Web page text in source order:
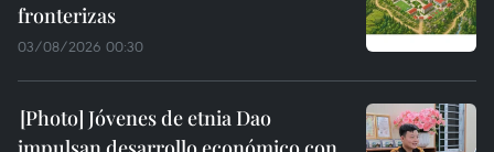
fronterizas
03/08/2026 00:30
Jóvenes de etnia Dao